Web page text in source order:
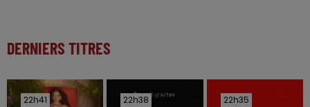
DERNIERS TITRES
22h41
22h41 22h38
22h38 22h35
22h35